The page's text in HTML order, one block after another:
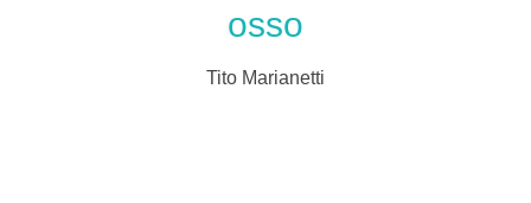
osso
Tito Marianetti